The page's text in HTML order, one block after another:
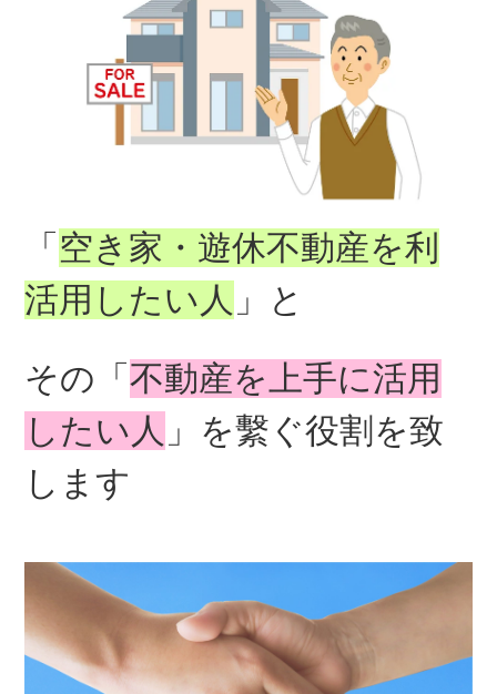
「 空き家・遊休不動産を利
活用したい人 」と
その「不動産を上手に活用
したい人 」を繫ぐ役割を致
します